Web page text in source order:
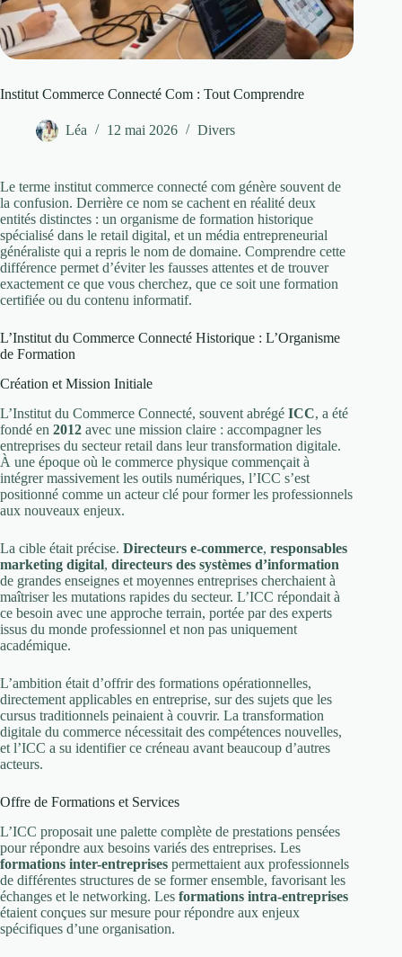
Institut Commerce Connecté Com : Tout Comprendre
Léa 12 mai 2026 Divers
Le terme institut commerce connecté com génère souvent de
la confusion. Derrière ce nom se cachent en réalité deux
entités distinctes : un organisme de formation historique
spécialisé dans le retail digital, et un média entrepreneurial
généraliste qui a repris le nom de domaine. Comprendre cette
différence permet d’éviter les fausses attentes et de trouver
exactement ce que vous cherchez, que ce soit une formation
certifiée ou du contenu informatif.
L’Institut du Commerce Connecté Historique : L’Organisme
de Formation
Création et Mission Initiale
L’Institut du Commerce Connecté, souvent abrégé ICC, a été
fondé en 2012 avec une mission claire : accompagner les
entreprises du secteur retail dans leur transformation digitale.
À une époque où le commerce physique commençait à
intégrer massivement les outils numériques, l’ICC s’est
positionné comme un acteur clé pour former les professionnels
aux nouveaux enjeux.
La cible était précise. Directeurs e-commerce, responsables
marketing digital, directeurs des systèmes d’information
de grandes enseignes et moyennes entreprises cherchaient à
maîtriser les mutations rapides du secteur. L’ICC répondait à
ce besoin avec une approche terrain, portée par des experts
issus du monde professionnel et non pas uniquement
académique.
L’ambition était d’offrir des formations opérationnelles,
directement applicables en entreprise, sur des sujets que les
cursus traditionnels peinaient à couvrir. La transformation
digitale du commerce nécessitait des compétences nouvelles,
et l’ICC a su identifier ce créneau avant beaucoup d’autres
acteurs.
Offre de Formations et Services
L’ICC proposait une palette complète de prestations pensées
pour répondre aux besoins variés des entreprises. Les
formations inter-entreprises permettaient aux professionnels
de différentes structures de se former ensemble, favorisant les
échanges et le networking. Les formations intra-entreprises
étaient conçues sur mesure pour répondre aux enjeux
spécifiques d’une organisation.